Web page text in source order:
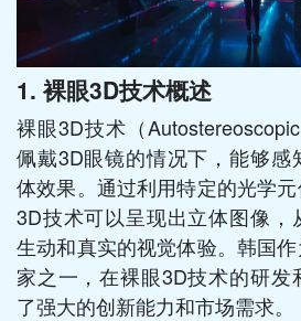
1. 裸眼3D技术概述
裸眼3D技术（
佩戴3D眼镜的情况下，能够感
体效果。通过利用特定的光学
3D技术可以呈现出立体图像，
生动和真实的视觉体验。韩国
家之一，在裸眼3D技术的研发
了强大的创新能力和市场需求。